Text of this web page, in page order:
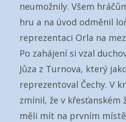
neumožnily. Všem
hru a na úvod odměnil
reprezentaci Orla na
Po zahájení si vzal
Jůza z Turnova, který
reprezentoval Čechy. V
zmínil, že v křesťanském
měli mít na prvním